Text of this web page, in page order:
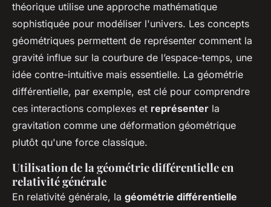
théorique utilise une approche mathématique
sophistiquée pour modéliser l'univers. Les concepts
géométriques permettent de représenter comment la
gravité influe sur la courbure de l’espace-temps, une
idée contre-intuitive mais essentielle. La géométrie
différentielle, par exemple, est clé pour comprendre
ces interactions complexes et représenter la
gravitation comme une déformation géométrique
plutôt qu'une force classique.
Utilisation de la géométrie différentielle en
relativité générale
En relativité générale, la géométrie différentielle